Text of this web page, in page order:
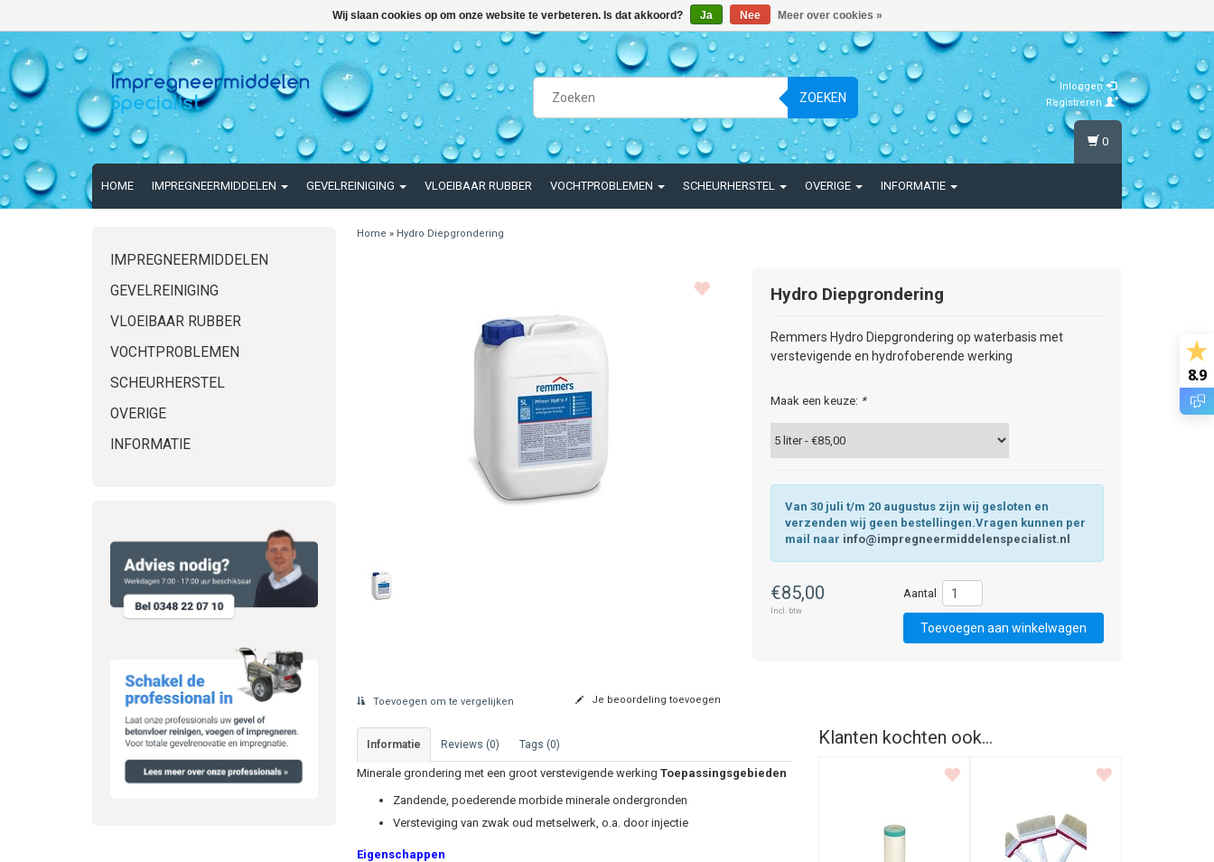
ZOEKEN
Inloggen
Registreren
HOME IMPREGNEERMIDDELEN GEVELREINIGING VLOEIBAAR RUBBER VOCHTPROBLEMEN SCHEURHERSTEL OVERIGE INFORMATIE
0
IMPREGNEERMIDDELEN
GEVELREINIGING
VLOEIBAAR RUBBER
VOCHTPROBLEMEN
SCHEURHERSTEL
OVERIGE
INFORMATIE
Home » Hydro Diepgrondering
Hydro Diepgrondering
Remmers Hydro Diepgrondering op waterbasis met
verstevigende en hydrofoberende werking
Maak een keuze: *
Van 30 juli t/m 20 augustus zijn wij gesloten en
verzenden wij geen bestellingen.Vragen kunnen per
mail naar info@impregneermiddelenspecialist.nl
€85,00
Incl. btw
Toevoegen om te vergelijken Je beoordeling toevoegen
Informatie Reviews (0) Tags (0)
Minerale grondering met een groot verstevigende werking Toepassingsgebieden
Zandende, poederende morbide minerale ondergronden
Versteviging van zwak oud metselwerk, o.a. door injectie
Eigenschappen
Klanten kochten ook...
8.9
Wij slaan cookies op om onze website te verbeteren. Is dat akkoord? Ja Nee Meer over cookies »